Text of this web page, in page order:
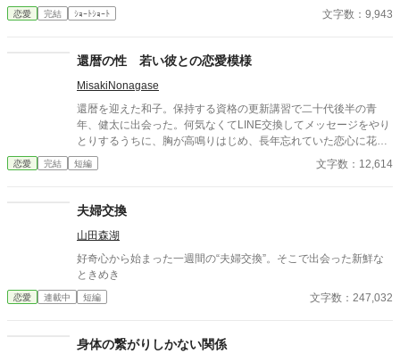
そんなのお口に入らないよぉ～♡」 そんな関係のあたしたち。 で
もある日トイレであたしはアレが来そうなのになかなか来ないの
お腹が出て来てる!?」 お姉ちゃんの秘密の悩みです。
恋愛 完結 ｼｮｰﾄｼｮｰﾄ 文字数：9,943
還暦の性 若い彼との恋愛模様
MisakiNonagase
還暦を迎えた和子。保持する資格の更新講習で二十代後半の青
年、健太に出会った。何気なくてLINE交換してメッセージをやり
とりするうちに、胸が高鳴りはじめ、長年忘れていた恋心に花が
咲く。 そんな還暦女性と二十代の青年の恋模様。 その後、結婚、
そして永遠の別れまでを描いたストーリーです。 全7話
恋愛 完結 短編 文字数：12,614
夫婦交換
山田森湖
好奇心から始まった一週間の“夫婦交換”。そこで出会った新鮮な
ときめき
恋愛 連載中 短編 文字数：247,032
身体の繋がりしかない関係